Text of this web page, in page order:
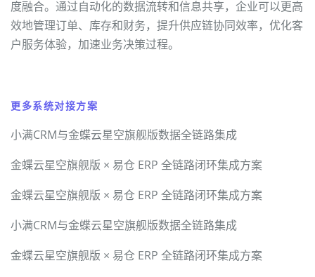
度融合。通过自动化的数据流转和信息共享，企业可以更高
效地管理订单、库存和财务，提升供应链协同效率，优化客
户服务体验，加速业务决策过程。
更多系统对接方案
小满CRM与金蝶云星空旗舰版数据全链路集成
金蝶云星空旗舰版 × 易仓 ERP 全链路闭环集成方案
金蝶云星空旗舰版 × 易仓 ERP 全链路闭环集成方案
小满CRM与金蝶云星空旗舰版数据全链路集成
金蝶云星空旗舰版 × 易仓 ERP 全链路闭环集成方案